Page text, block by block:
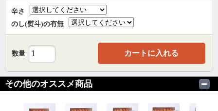
辛さ
のし(熨斗)の有無
数量 カートに入れる
その他のオススメ商品